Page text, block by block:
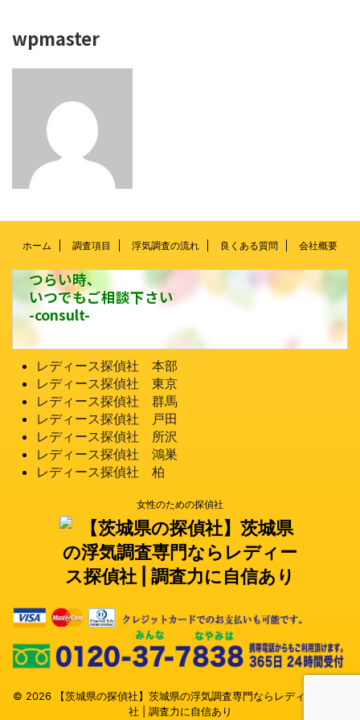
wpmaster
ホーム 調査項目 浮気調査の流れ 良くある質問 会社概要
つらい時、
いつでもご相談下さい
-consult-
レディース探偵社 本部
レディース探偵社 東京
レディース探偵社 群馬
レディース探偵社 戸田
レディース探偵社 所沢
レディース探偵社 鴻巣
レディース探偵社 柏
女性のための探偵社
© 2026 【茨城県の探偵社】茨城県の浮気調査専門ならレディース探偵
社 | 調査力に自信あり